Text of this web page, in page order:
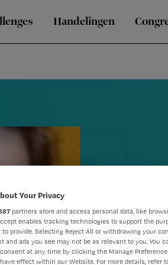
Handelingen
Zou
aan
Your Privacy
partners store and access personal data, like
enables tracking technologies to support the
to provide. Selecting Reject All or withdrawing your
and ads you see may not be as relevant to you. You
at any time by clicking the Manage
effect within our Website. For more details, refer